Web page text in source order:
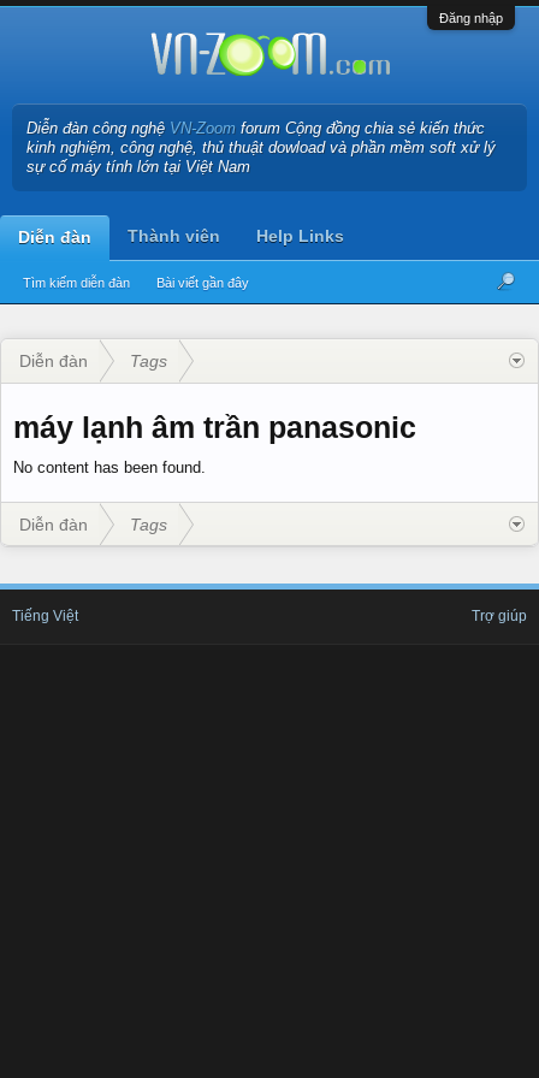
Đăng nhập
Diễn đàn công nghệ VN-Zoom forum Cộng đồng chia sẻ kiến thức
kinh nghiệm, công nghệ, thủ thuật dowload và phần mềm soft xử lý
sự cố máy tính lớn tại Việt Nam
Diễn đàn
Tìm kiếm diễn đàn Bài viết gần đây
Thành viên Help Links
Diễn đàn Tags
máy lạnh âm trần panasonic
No content has been found.
Diễn đàn Tags
Tiếng Việt Trợ giúp